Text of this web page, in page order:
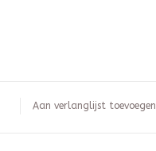
Aan verlanglijst toevoegen